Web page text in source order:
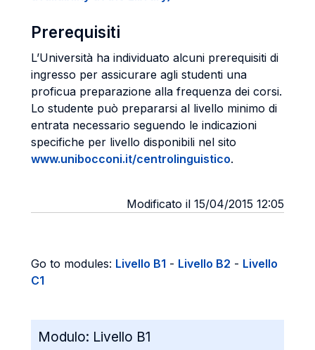
Prerequisiti
L’Università ha individuato alcuni prerequisiti di
ingresso per assicurare agli studenti una
proficua preparazione alla frequenza dei corsi.
Lo studente può prepararsi al livello minimo di
entrata necessario seguendo le indicazioni
specifiche per livello disponibili nel sito
www.unibocconi.it/centrolinguistico.
Modificato il 15/04/2015 12:05
Go to modules: Livello B1 - Livello B2 - Livello
C1
Modulo: Livello B1